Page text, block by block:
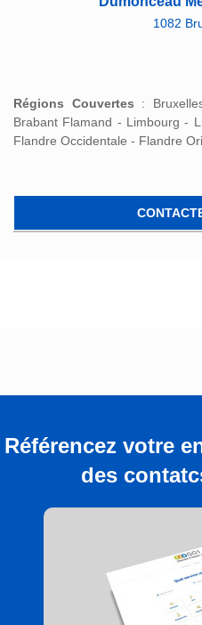
1082
Régions Couvertes :
Brabant Flamand - Limbourg -
Flandre Occidentale - Flandre
Référencez votre
des